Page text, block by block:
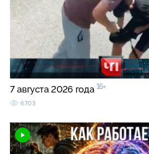
7 августа 2026 года 16+
6703